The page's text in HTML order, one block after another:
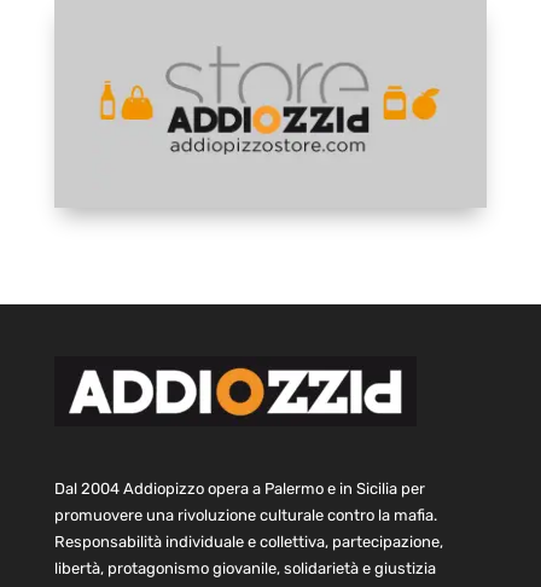
Dal 2004 Addiopizzo opera a Palermo e in Sicilia per
promuovere una rivoluzione culturale contro la mafia.
Responsabilità individuale e collettiva, partecipazione,
libertà, protagonismo giovanile, solidarietà e giustizia